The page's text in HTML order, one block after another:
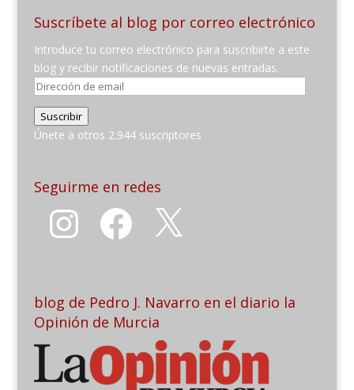
Suscríbete al blog por correo electrónico
Introduce tu correo electrónico para suscribirte a este
blog y recibir notificaciones de nuevas entradas.
Dirección
de
email
Suscribir
Únete a otros 2.944 suscriptores
Seguirme en redes
Instagram Facebook
blog de Pedro J. Navarro en el diario la
Opinión de Murcia